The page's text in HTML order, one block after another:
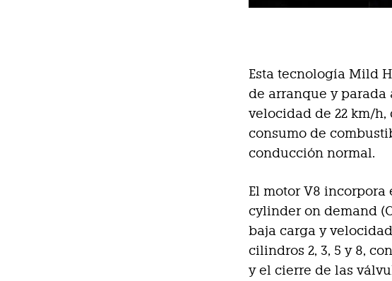
Esta tecnología Mild
de arranque y parada
velocidad de 22 km/
consumo de
conducción normal.
El motor V8
cylinder on demand
baja carga y
cilindros 2, 3, 5 y 8,
y el cierre de las